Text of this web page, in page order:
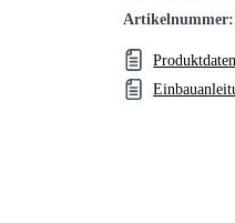
Artikelnummer: